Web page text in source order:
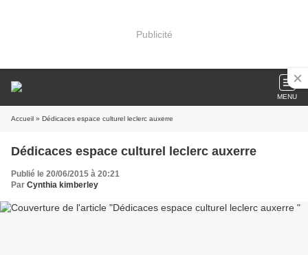
Publicité
MENU
Accueil » Dédicaces espace culturel leclerc auxerre
Dédicaces espace culturel leclerc auxerre
Publié le 20/06/2015 à 20:21
Par Cynthia kimberley